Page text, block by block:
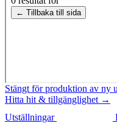
Stängt för produktion av ny
Hitta hit & tillgänglighet →
Utställningar